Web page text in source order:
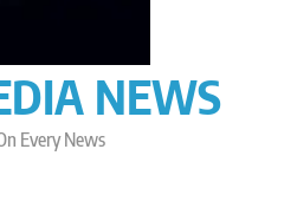
NEWS
Every News